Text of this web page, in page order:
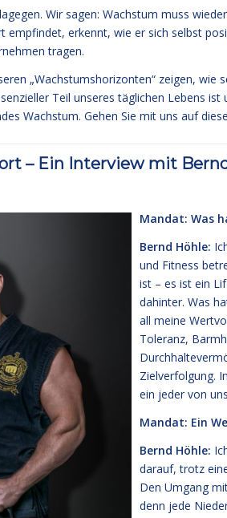
Wir sagen: Wachstum muss
empfindet, erkennt, wie er sich selbst
tragen.
„Wachstumshorizonten“ zeigen, wie
Teil unseres täglichen Lebens
Wachstum. Gehen Sie mit uns auf
– Ein Interview mit
Mandat: Was
Bernd Höhle:
und Fitness
ist – es ist ein
dahinter. Was
all meine
Toleranz,
Zielverfolgung.
ein jeder von
Mandat: Ein
Bernd Höhle:
darauf, trotz
Den Umgang
denn jede